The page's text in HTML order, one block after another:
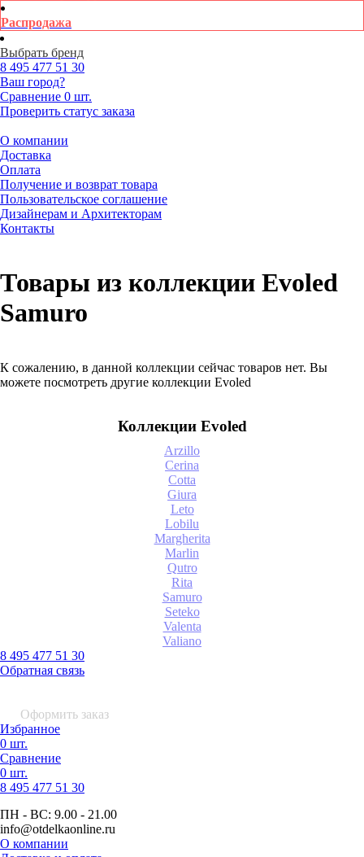
Распродажа
Выбрать бренд
8 495 477 51 30
Ваш город?
Сравнение 0 шт.
Проверить статус заказа
О компании
Доставка
Оплата
Получение и возврат товара
Пользовательское соглашение
Дизайнерам и Архитекторам
Контакты
Товары из коллекции Evoled
Samuro
К сожалению, в данной коллекции сейчас товаров нет. Вы
можете посмотреть другие коллекции Evoled
Коллекции Evoled
Arzillo
Cerina
Cotta
Giura
Leto
Lobilu
Margherita
Marlin
Qutro
Rita
Samuro
Seteko
Valenta
Valiano
8 495 477 51 30
Обратная связь
Оформить заказ
Избранное
0 шт.
Сравнение
0 шт.
8 495 477 51 30
ПН - ВС: 9.00 - 21.00
info@otdelkaonline.ru
О компании